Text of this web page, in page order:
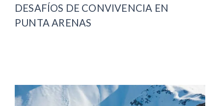
DESAFÍOS DE CONVIVENCIA EN
PUNTA ARENAS